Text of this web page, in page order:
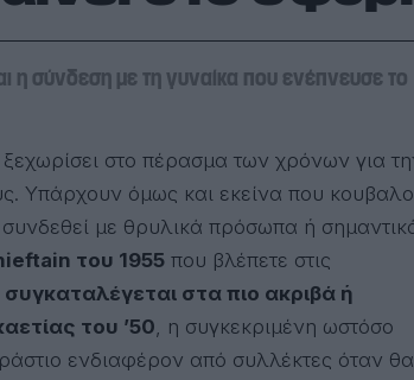
η σύνδεση με τη γυναίκα που ενέπνευσε το
Υπάρχουν όμως και εκείνα που
συνδεθεί με θρυλικά πρόσωπα ή
του 1955 που βλέπετε στις
συγκαταλέγεται στα πιο ακριβά ή
του ’50, η συγκεκριμένη ωστόσο
ενδιαφέρον από συλλέκτες όταν θα